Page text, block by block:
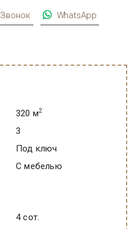
Звонок WhatsApp
320 м2
3
под ключ
C мебелью
4 сот.